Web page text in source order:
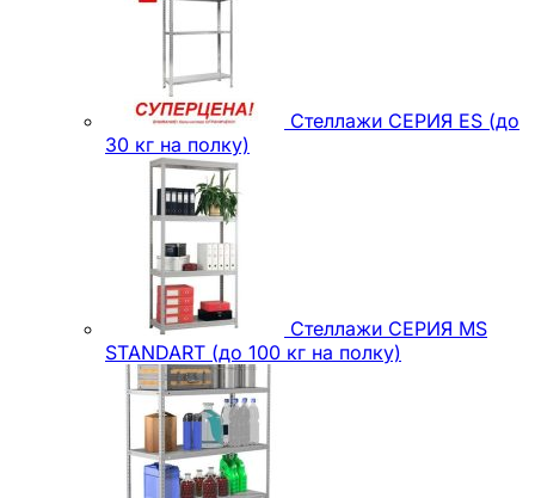
Стеллажи СЕРИЯ ES (до
30 кг на полку)
Стеллажи СЕРИЯ MS
STANDART (до 100 кг на полку)